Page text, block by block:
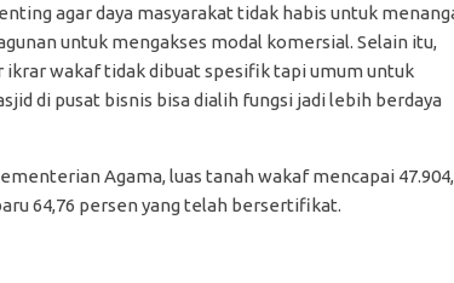
agar daya masyarakat tidak habis untuk
untuk mengakses modal komersial. Selain itu,
ikrar wakaf tidak dibuat spesifik tapi umum untuk
di pusat bisnis bisa dialih fungsi jadi lebih berdaya
Agama, luas tanah wakaf mencapai
64,76 persen yang telah bersertifikat.